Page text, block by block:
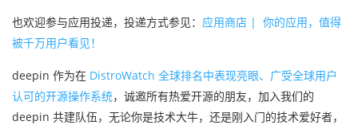
也欢迎参与应用投递，投递方式参见： 应用商店 | 你的应用，值得
被千万用户看见！
deepin 作为在 DistroWatch 全球排名中表现亮眼、广受全球用户
认可的开源操作系统， 诚邀所有热爱开源的朋友，加入我们的
deepin 共建队伍，无论你是技术大牛，还是刚入门的技术爱好者，